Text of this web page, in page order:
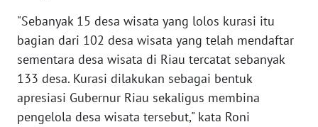
"Sebanyak 15 desa wisata yang lolos kurasi itu
bagian dari 102 desa wisata yang telah mendaftar
sementara desa wisata di Riau tercatat sebanyak
133 desa. Kurasi dilakukan sebagai bentuk
apresiasi Gubernur Riau sekaligus membina
pengelola desa wisata tersebut," kata Roni
WAHANA
PERSONA
WAHANA
OTOMOTIF